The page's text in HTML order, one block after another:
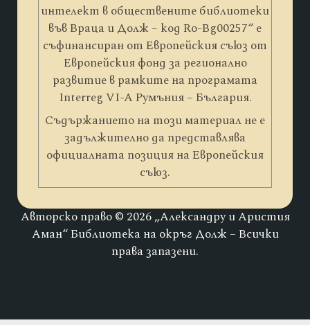
интелект в обществените библиотеки
във Враца и Долж – код Ro-Bg00257“ е
съфинансиран от Европейския съюз от
Европейския фонд за регионално
развитие в рамките на програмата
Interreg VI-A Румъния – България.
Съдържанието на този материал не е
задължително да представлява
официалната позиция на Европейския
съюз.
Авторско право © 2026 „Александру и Аристия
Аман“ Библиотека на окръг Долж – Всички
права запазени.